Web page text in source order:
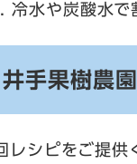
冷水や炭酸水で
井手果樹農
レシピをご提供